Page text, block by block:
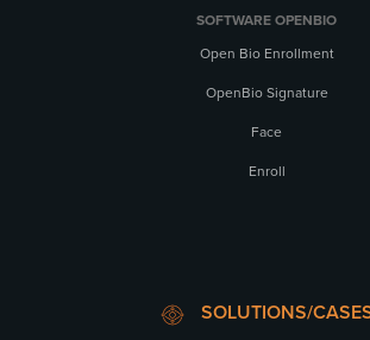
SOFTWARE OPENBIO
Open Bio Enrollment
OpenBio Signature
Face
Enroll
SOLUTIONS/